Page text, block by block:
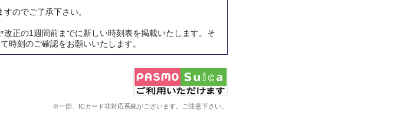
のでご了承下さい。
正の1週間前までに新しい時刻表を掲載いたします。そ
時刻のご確認をお願いいたします。
※一部、ICカード非対応系統がございます。ご注意下さい。